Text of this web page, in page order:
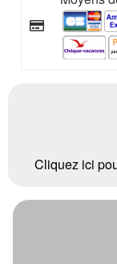
Cliquez ici